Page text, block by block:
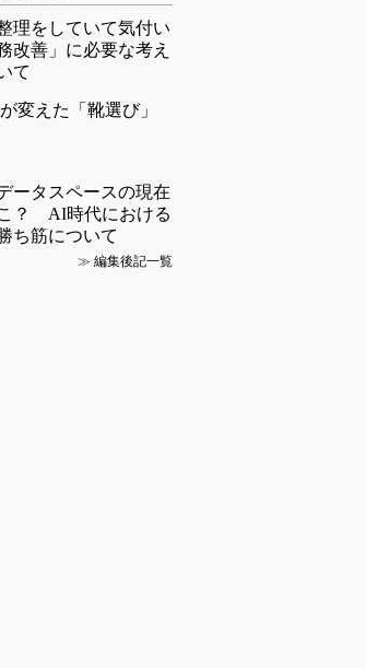
理をしていて気付い
改善」に必要な考え
て
変えた「靴選び」
ータスペースの現在
？ AI時代における
ち筋について
≫ 編集後記一覧